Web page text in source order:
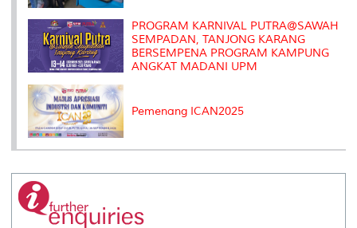
PROGRAM KARNIVAL PUTRA@SAWAH
SEMPADAN, TANJONG KARANG
BERSEMPENA PROGRAM KAMPUNG
ANGKAT MADANI UPM
Pemenang ICAN2025